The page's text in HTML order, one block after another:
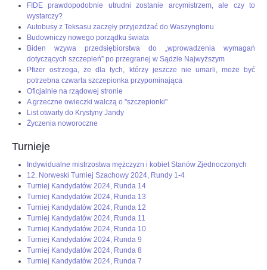
FIDE prawdopodobnie utrudni zostanie arcymistrzem, ale czy to
wystarczy?
Autobusy z Teksasu zaczęły przyjeżdżać do Waszyngtonu
Budowniczy nowego porządku świata
Biden wzywa przedsiębiorstwa do „wprowadzenia wymagań
dotyczących szczepień” po przegranej w Sądzie Najwyższym
Pfizer ostrzega, że dla tych, którzy jeszcze nie umarli, może być
potrzebna czwarta szczepionka przypominająca
Oficjalnie na rządowej stronie
A grzeczne owieczki walczą o "szczepionki"
List otwarty do Krystyny Jandy
Życzenia noworoczne
Turnieje
Indywidualne mistrzostwa mężczyzn i kobiet Stanów Zjednoczonych
12. Norweski Turniej Szachowy 2024, Rundy 1-4
Turniej Kandydatów 2024, Runda 14
Turniej Kandydatów 2024, Runda 13
Turniej Kandydatów 2024, Runda 12
Turniej Kandydatów 2024, Runda 11
Turniej Kandydatów 2024, Runda 10
Turniej Kandydatów 2024, Runda 9
Turniej Kandydatów 2024, Runda 8
Turniej Kandydatów 2024, Runda 7